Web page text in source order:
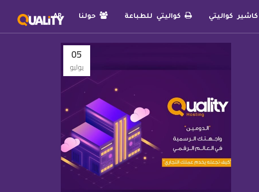
كاشير كواليتي كواليتي للطباعة حولنا AR
05
يوليو